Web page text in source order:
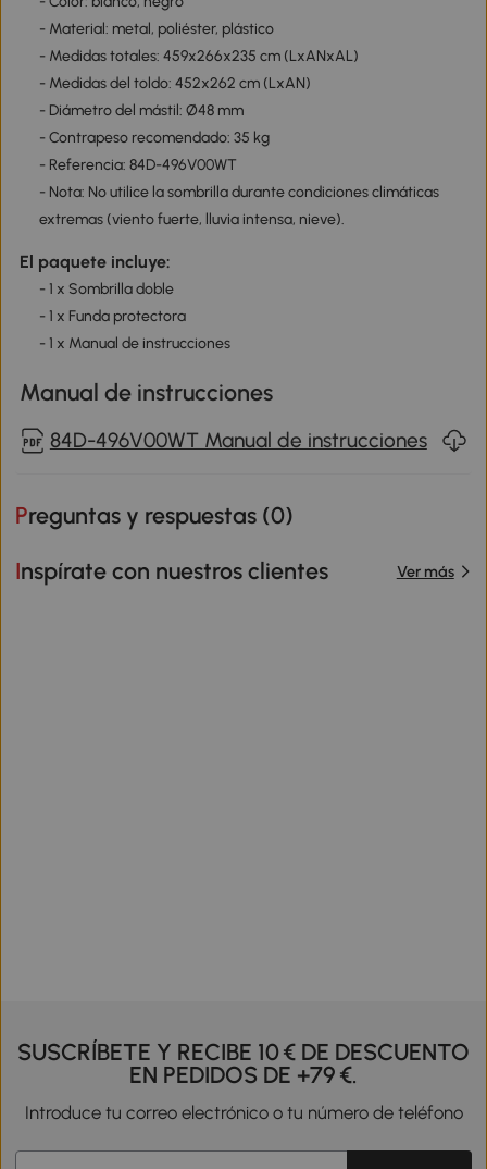
- Material: metal, poliéster, plástico
- Medidas totales: 459x266x235 cm (LxANxAL)
- Medidas del toldo: 452x262 cm (LxAN)
- Diámetro del mástil: Ø48 mm
- Contrapeso recomendado: 35 kg
- Referencia: 84D-496V00WT
- Nota: No utilice la sombrilla durante condiciones climáticas
extremas (viento fuerte, lluvia intensa, nieve).
El paquete incluye:
- 1 x Sombrilla doble
- 1 x Funda protectora
- 1 x Manual de instrucciones
Manual de instrucciones
84D-496V00WT Manual de instrucciones
Preguntas y respuestas (0)
Inspírate con nuestros clientes Ver más
SUSCRÍBETE Y RECIBE 10 € DE DESCUENTO
EN PEDIDOS DE +79 €.
Introduce tu correo electrónico o tu número de teléfono